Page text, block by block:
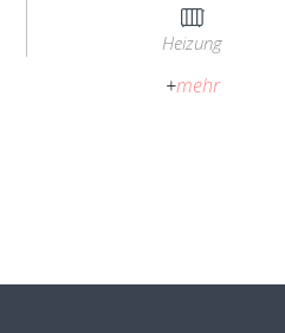
Heizung
+mehr